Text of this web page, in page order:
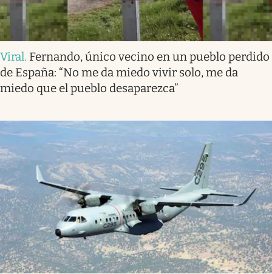
Viral. Fernando, único vecino en un pueblo perdido
de España: “No me da miedo vivir solo, me da
miedo que el pueblo desaparezca”